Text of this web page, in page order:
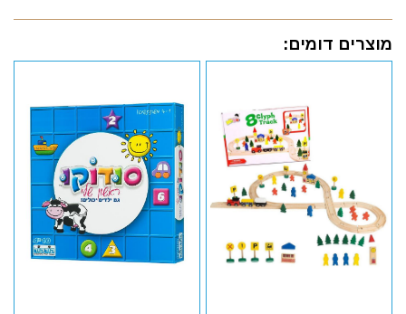
מוצרים דומים: